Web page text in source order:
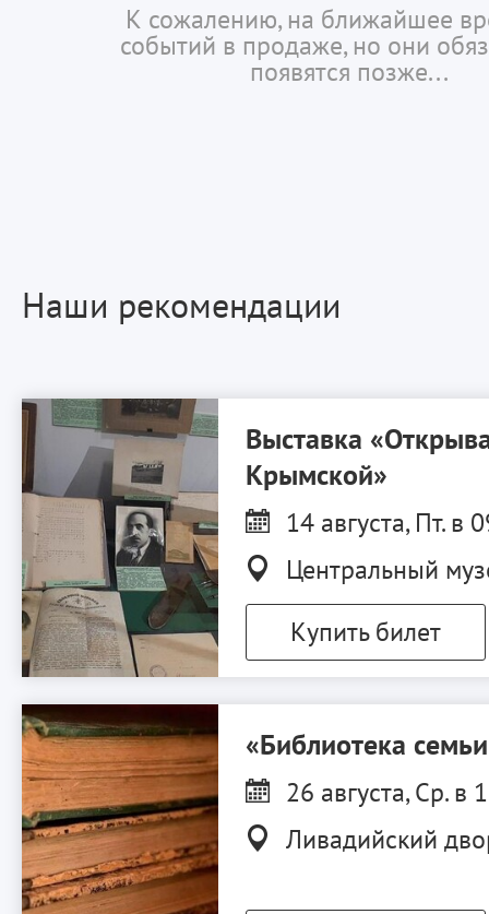
К сожалению, на ближайшее
событий в продаже, но они
появятся позже...
Наши рекомендации
Выставка
Крымской»
14 августа, Пт. в
Центральный
Купить билет
«Библиотека
26 августа, Ср. в
Ливадийский